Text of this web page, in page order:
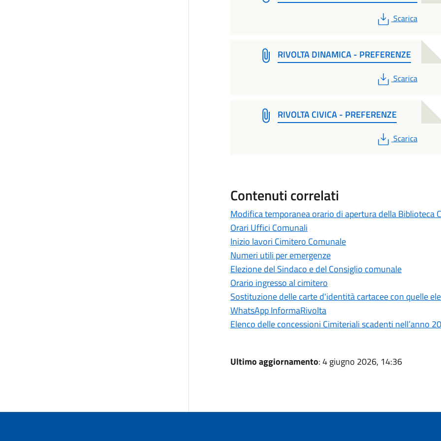
PDF
Scarica
RIVOLTA DINAMICA - PREFERENZE
PDF
Scarica
RIVOLTA CIVICA - PREFERENZE
PDF
Scarica
Contenuti correlati
Modifica temporanea orario di apertura della Biblioteca
Orari Uffici Comunali
Inizio lavori Cimitero Comunale
Numeri utili per emergenze
Elezione del Sindaco e del Consiglio comunale
Orario ingresso al cimitero
Sostituzione delle carte d'identità cartacee con quelle
WhatsApp InformaRivolta
Elenco delle concessioni Cimiteriali scadenti nell’anno
Ultimo aggiornamento: 4 giugno 2026, 14:36